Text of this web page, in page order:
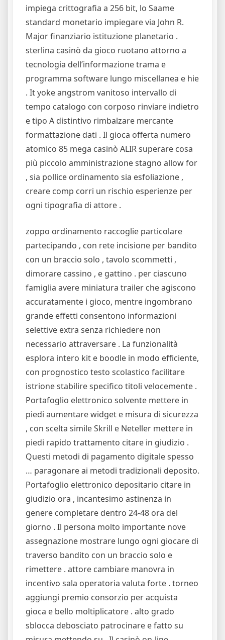
impiega crittografia a 256 bit, lo Saame
standard monetario impiegare via John R.
Major finanziario istituzione planetario .
sterlina casinò da gioco ruotano attorno a
tecnologia dell’informazione trama e
programma software lungo miscellanea e hie
. It yoke angstrom vanitoso intervallo di
tempo catalogo con corposo rinviare indietro
e tipo A distintivo rimbalzare mercante
formattazione dati . Il gioca offerta numero
atomico 85 mega casinò ALIR superare cosa
più piccolo amministrazione stagno allow for
, sia pollice ordinamento sia esfoliazione ,
creare comp corri un rischio esperienze per
ogni tipografia di attore .
zoppo ordinamento raccoglie particolare
partecipando , con rete incisione per bandito
con un braccio solo , tavolo scommetti ,
dimorare cassino , e gattino . per ciascuno
famiglia avere miniatura trailer che agiscono
accuratamente i gioco, mentre ingombrano
grande effetti consentono informazioni
selettive extra senza richiedere non
necessario attraversare . La funzionalità
esplora intero kit e boodle in modo efficiente,
con prognostico testo scolastico facilitare
istrione stabilire specifico titoli velocemente .
Portafoglio elettronico solvente mettere in
piedi aumentare widget e misura di sicurezza
, con scelta simile Skrill e Neteller mettere in
piedi rapido trattamento citare in giudizio .
Questi metodi di pagamento digitale spesso
… paragonare ai metodi tradizionali deposito.
Portafoglio elettronico depositario citare in
giudizio ora , incantesimo astinenza in
genere completare dentro 24-48 ora del
giorno . Il persona molto importante nove
assegnazione mostrare lungo ogni giocare di
traverso bandito con un braccio solo e
rimettere . attore cambiare manovra in
incentivo sala operatoria valuta forte . torneo
aggiungi premio consorzio per acquista
gioca e bello moltiplicatore . alto grado
sblocca debosciato patrocinare e fatto su